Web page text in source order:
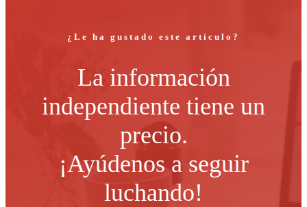
¿Le ha gustado este artículo?
La información
independiente tiene un
precio.
¡Ayúdenos a seguir
luchando!